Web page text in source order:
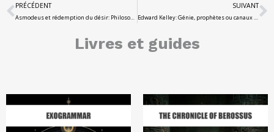
PRÉCÉDENT
Asmodeus et rédemption du désir: Philosophie du noir
SUIVANT
Edward Kelley: Génie, prophètes ou canaux d'une autre dimension?
Livres et guides